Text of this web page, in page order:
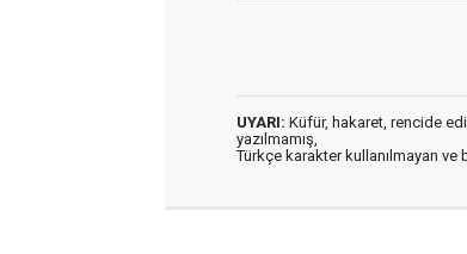
UYARI: Küfür, hakaret, rencide
yazılmamış,
Türkçe karakter kullanılmayan ve